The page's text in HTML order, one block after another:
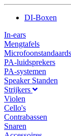
DI-Boxen
In-ears
Mengtafels
Microfoonstandaards
PA-luidsprekers
PA-systemen
Speaker Standen
Strijkers
Violen
Cello's
Contrabassen
Snaren